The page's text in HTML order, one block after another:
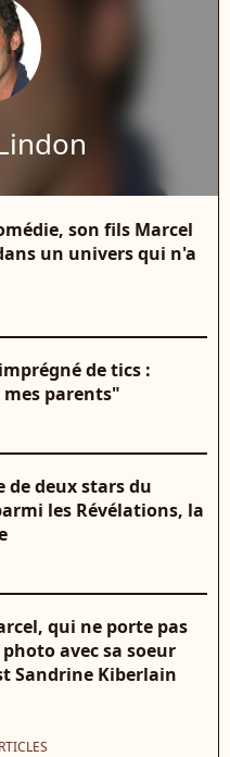
son fils Marcel
un univers qui n'a
de tics :
parents"
de deux stars du
les Révélations, la
qui ne porte pas
avec sa soeur
Sandrine Kiberlain